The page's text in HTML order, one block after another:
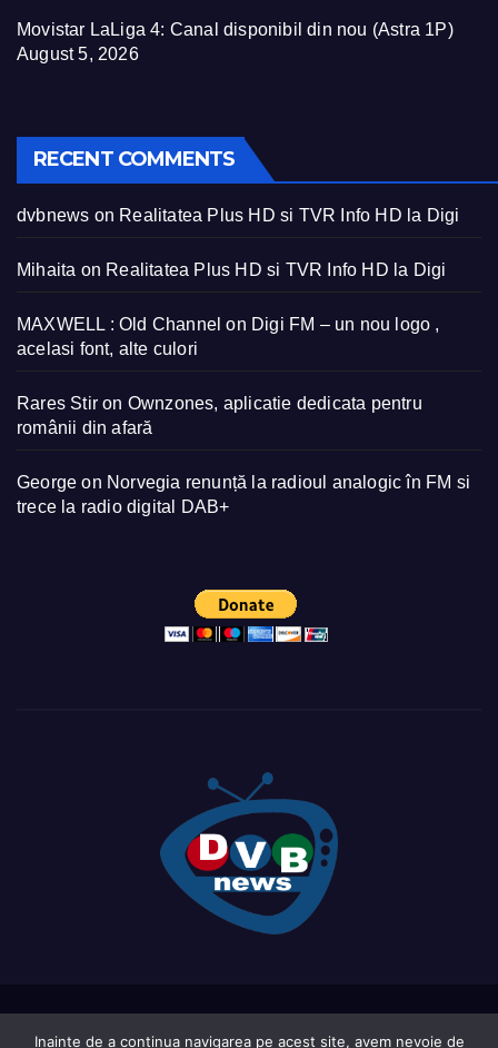
Movistar LaLiga 4: Canal disponibil din nou (Astra 1P)
August 5, 2026
RECENT COMMENTS
dvbnews on Realitatea Plus HD si TVR Info HD la Digi
Mihaita on Realitatea Plus HD si TVR Info HD la Digi
MAXWELL : Old Channel on Digi FM – un nou logo ,
acelasi font, alte culori
Rares Stir on Ownzones, aplicatie dedicata pentru
românii din afară
George on Norvegia renunță la radioul analogic în FM si
trece la radio digital DAB+
Inainte de a continua navigarea pe acest site, avem nevoie de